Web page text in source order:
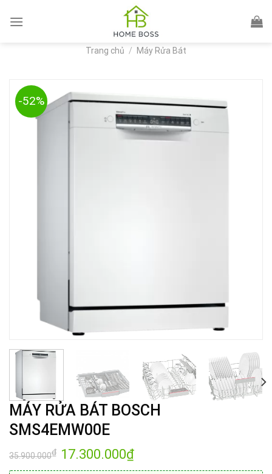
Trang chủ / Máy Rửa Bát
-52%
MÁY RỬA BÁT BOSCH
SMS4EMW00E
35.900.000₫ Giá
gốc
là:
17.300.000₫Giá
tại